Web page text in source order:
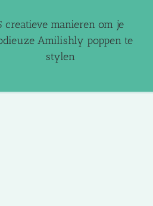
creatieve manieren om je
Amilishly poppen te
stylen